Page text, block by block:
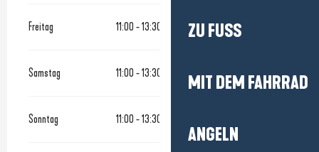
ZU FUSS
MIT DEM FAHRRAD
ANGELN
Freitag 11:00 - 13:30
Samstag 11:00 - 13:30
Sonntag 11:00 - 13:30